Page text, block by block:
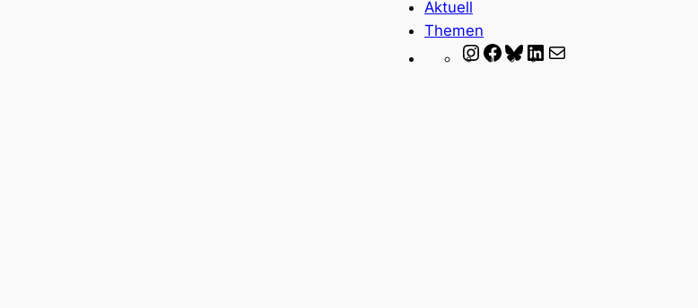
Aktuell
Themen
Instagram
Facebook
BlueskyLinkedIn